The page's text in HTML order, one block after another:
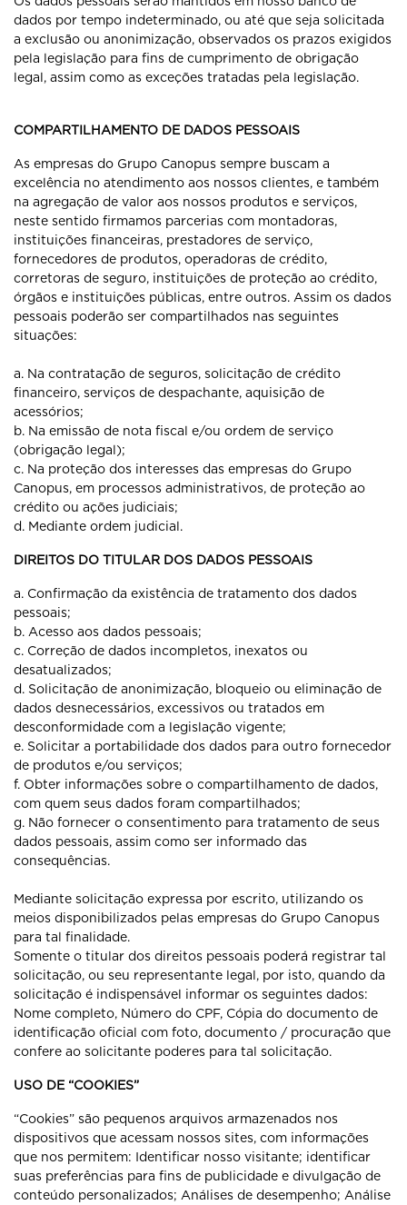
dados por tempo indeterminado, ou até que seja solicitada
a exclusão ou anonimização, observados os prazos exigidos
pela legislação para fins de cumprimento de obrigação
legal, assim como as exceções tratadas pela legislação.
COMPARTILHAMENTO DE DADOS PESSOAIS
As empresas do Grupo Canopus sempre buscam a
excelência no atendimento aos nossos clientes, e também
na agregação de valor aos nossos produtos e serviços,
neste sentido firmamos parcerias com montadoras,
instituições financeiras, prestadores de serviço,
fornecedores de produtos, operadoras de crédito,
corretoras de seguro, instituições de proteção ao crédito,
órgãos e instituições públicas, entre outros. Assim os dados
pessoais poderão ser compartilhados nas seguintes
situações:
a. Na contratação de seguros, solicitação de crédito
financeiro, serviços de despachante, aquisição de
acessórios;
b. Na emissão de nota fiscal e/ou ordem de serviço
(obrigação legal);
c. Na proteção dos interesses das empresas do Grupo
Canopus, em processos administrativos, de proteção ao
crédito ou ações judiciais;
d. Mediante ordem judicial.
DIREITOS DO TITULAR DOS DADOS PESSOAIS
a. Confirmação da existência de tratamento dos dados
pessoais;
b. Acesso aos dados pessoais;
c. Correção de dados incompletos, inexatos ou
desatualizados;
d. Solicitação de anonimização, bloqueio ou eliminação de
dados desnecessários, excessivos ou tratados em
desconformidade com a legislação vigente;
e. Solicitar a portabilidade dos dados para outro fornecedor
de produtos e/ou serviços;
f. Obter informações sobre o compartilhamento de dados,
com quem seus dados foram compartilhados;
g. Não fornecer o consentimento para tratamento de seus
dados pessoais, assim como ser informado das
consequências.
Mediante solicitação expressa por escrito, utilizando os
meios disponibilizados pelas empresas do Grupo Canopus
para tal finalidade.
Somente o titular dos direitos pessoais poderá registrar tal
solicitação, ou seu representante legal, por isto, quando da
solicitação é indispensável informar os seguintes dados:
Nome completo, Número do CPF, Cópia do documento de
identificação oficial com foto, documento / procuração que
confere ao solicitante poderes para tal solicitação.
USO DE “COOKIES”
“Cookies” são pequenos arquivos armazenados nos
dispositivos que acessam nossos sites, com informações
que nos permitem: Identificar nosso visitante; identificar
suas preferências para fins de publicidade e divulgação de
conteúdo personalizados; Análises de desempenho; Análise